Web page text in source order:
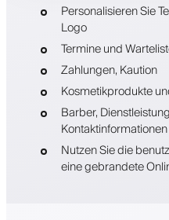
Personalisieren Sie
Logo
Termine und
Zahlungen, Kaution
Kosmetikprodukte
Barber,
Nutzen Sie die
eine gebrandete